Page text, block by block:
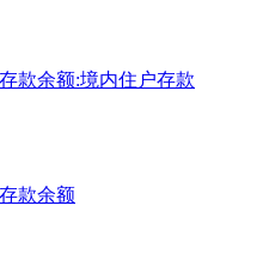
款余额:境内住户存款
款余额